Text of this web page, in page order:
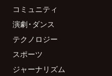
コミュニティ
演劇・ダンス
テクノロジー
スポーツ
ジャーナリズム